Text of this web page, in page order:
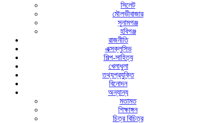
সিলেট
মৌলভীবাজার
সুনামগঞ্জ
হবিগঞ্জ
রাজনীতি
এক্সক্লুসিভ
শিল্প-সাহিত্য
খেলাধুলা
তথ্যপ্রযুক্তি
বিনোদন
অন্যান্য
মতামত
শিক্ষাঙ্গন
চিত্র বিচিত্র